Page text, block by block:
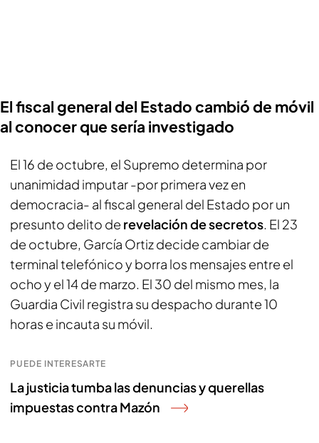
El fiscal general del Estado cambió de móvil
al conocer que sería investigado
El 16 de octubre, el Supremo determina por
unanimidad imputar -por primera vez en
democracia- al fiscal general del Estado por un
presunto delito de revelación de secretos. El 23
de octubre, García Ortiz decide cambiar de
terminal telefónico y borra los mensajes entre el
ocho y el 14 de marzo. El 30 del mismo mes, la
Guardia Civil registra su despacho durante 10
horas e incauta su móvil.
PUEDE INTERESARTE
La justicia tumba las denuncias y querellas
impuestas contra Mazón